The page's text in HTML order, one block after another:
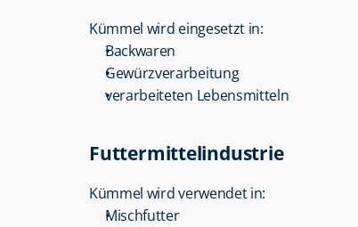
Kümmel wird eingesetzt in:
Backwaren
Gewürzverarbeitung
verarbeiteten Lebensmitteln
Futtermittelindustrie
Kümmel wird verwendet in:
Mischfutter